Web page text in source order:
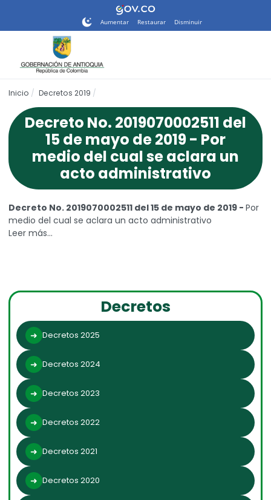
sitio
de
accesibilidad.
Aumentar Restaurar Disminuir
Inicio Decretos 2019
Decreto No. 2019070002511 del
15 de mayo de 2019 - Por
medio del cual se aclara un
acto administrativo
Decreto No. 2019070002511 del 15 de mayo de 2019 - Por
medio del cual se aclara un acto administrativo
Leer más…
Decretos
Decretos 2025
Decretos 2024
Decretos 2023
Decretos 2022
Decretos 2021
Decretos 2020